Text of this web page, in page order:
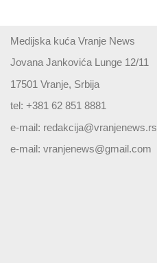
Medijska kuća Vranje News
Jovana Jankovića Lunge 12/11
17501 Vranje, Srbija
tel: +381 62 851 8881
e-mail: redakcija@vranjenews.rs
e-mail: vranjenews@gmail.com